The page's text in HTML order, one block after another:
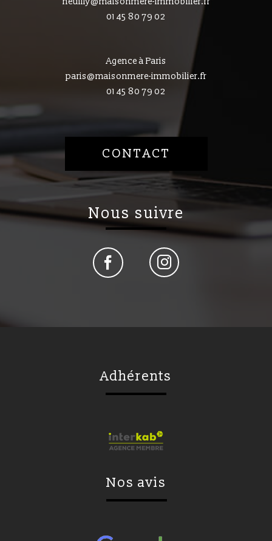
01 45 80 79 02
Agence à Paris
paris@maisonmere-immobilier.fr
01 45 80 79 02
CONTACT
nous suivre
adhérents
nos avis